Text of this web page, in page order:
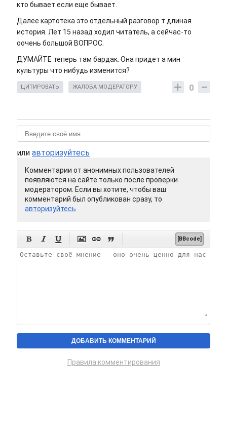
кто бывает.если еще бывает.
Далее картотека это отдельный разговор т длиная
история. Лет 15 назад ходил читатель, а сейчас-то
оочень большой ВОПРОС.
ДУМАЙТЕ теперь там бардак. Она придет а мин
культуры что нибудь изменится?
0
ЦИТИРОВАТЬ ЖАЛОБА МОДЕРАТОРУ
или авторизуйтесь
Комментарии от анонимных пользователей
появляются на сайте только после проверки
модератором. Если вы хотите, чтобы ваш
комментарий был опубликован сразу, то
авторизуйтесь
      [BBcode]
Правила комментирования